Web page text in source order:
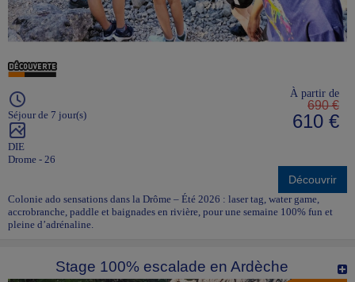
Séjour de 7 jour(s)
DIE
Drome - 26
À partir de
690 €
610 €
Découvrir
Colonie ado sensations dans la Drôme – Été 2026 : laser tag, water game,
accrobranche, paddle et baignades en rivière, pour une semaine 100% fun et
pleine d’adrénaline.
Stage 100% escalade en Ardèche